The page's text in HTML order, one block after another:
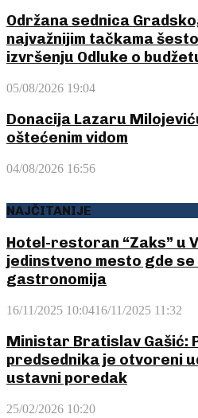
Održana sednica
najvažnijim tačkama
izvršenju Odluke o
05/08/2026 19:04
Donacija Lazaru
oštećenim vidom
04/08/2026 16:56
NAJČITANIJE
Hotel-restoran “Zaks” u
jedinstveno mesto gde
gastronomija
16/11/2025 10:0416/11/2025 11:32
Ministar Bratislav Gašić:
predsednika je otvoreni
ustavni poredak
25/02/2026 10:20